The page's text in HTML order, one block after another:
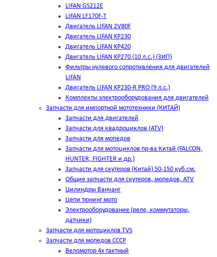
LIFAN GS212E
LIFAN LF170F-T
Двигатель LIFAN 2V80F
Двигатель LIFAN KP230
Двигатель LIFAN KP420
Двигатель LIFAN KP270 (10 л.с.) (ЗИП)
Фильтры нулевого сопротивления для двигателей
LIFAN
Двигатель LIFAN KP230-R PRO (9 л.с.)
Комплекты электрооборудования для двигателей
Запчасти для импортной мототехники (КИТАЙ)
Запчасти для двигателей
Запчасти для квадроциклов (ATV)
Запчасти для мопедов
Запчасти для мотоциклов пр-ва Китай (FALCON,
HUNTER, FIGHTER и др.)
Запчасти для скутеров (Китай) 50-150 куб.см.
Общие запчасти для скутеров, мопедов, ATV
Цилиндры Ванчанг
Цепи тюнинг мото
Электрооборудование (реле, коммутаторы,
датчики)
Запчасти для мотоциклов TVS
Запчасти для мопедов СССР
Веломотор 4х тактный